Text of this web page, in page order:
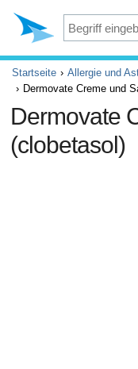
Depression
Augen
Unfälle und Erste Hilfe
Startseite Allergie und
Dermovate Creme und
Dermovate
(clobetasol)